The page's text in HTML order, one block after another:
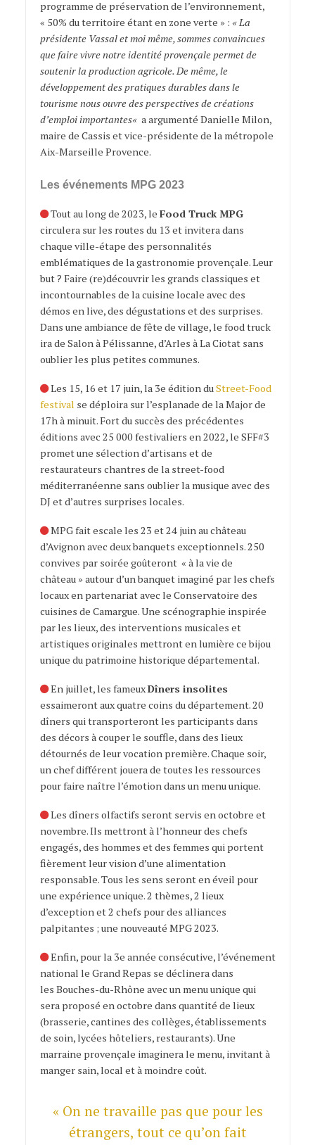
programme de préservation de l’environnement,
« 50% du territoire étant en zone verte » : « La
présidente Vassal et moi même, sommes convaincues
que faire vivre notre identité provençalepermet de
soutenir la production agricole. De même, le
développement des pratiques durables dans le
tourisme nous ouvre des perspectives de créations
d’emploi importantes« a argumenté Danielle Milon,
maire de Cassis et vice-présidente de la métropole
Aix-Marseille Provence.
Les événements MPG 2023
Tout au long de 2023, le Food Truck MPG
circulera sur les routes du 13 et invitera dans
chaque ville-étape des personnalités
emblématiques de la gastronomie provençale. Leur
but ? Faire (re)découvrir les grands classiques et
incontournables de la cuisine locale avec des
démos en live, des dégustations et des surprises.
Dans une ambiance de fête de village, le food truck
ira de Salon à Pélissanne, d’Arles à La Ciotat sans
oublier les plus petites communes.
Les 15, 16 et 17 juin, la 3e édition duStreet-Food
festival se déploira sur l’esplanade de la Major de
17h à minuit. Fort du succès des précédentes
éditions avec 25 000 festivaliers en 2022,le SFF#3
promet une sélection d’artisans et de
restaurateurs chantres de la street-food
méditerranéenne sans oublier la musique avec des
DJ et d’autres surprises locales.
MPG fait escale les 23 et 24 juin auchâteau
d’Avignonavec deux banquets exceptionnels.250
convives par soirée goûteront « à la vie de
château » autour d’unbanquet imaginé par les chefs
locaux en partenariat avec le Conservatoire des
cuisines de Camargue. Une scénographie inspirée
par les lieux, des interventions musicales et
artistiques originales mettront en lumière ce bijou
unique du patrimoine historique départemental.
En juillet, les fameuxDîners insolites
essaimeront aux quatre coins du département. 20
dîners qui transporteront les participants dans
des décors à couper le souffle, dans des lieux
détournés de leur vocation première. Chaque soir,
un chefdifférent jouera de toutes les ressources
pour faire naître l’émotion dans un menu unique.
Les dîners olfactifs seront servis en octobre et
novembre. Ils mettront à l’honneur des chefs
engagés, des hommes etdes femmes qui portent
fièrement leur vision d’une alimentation
responsable. Tous les sens seront en éveil pour
une expérience unique. 2 thèmes, 2 lieux
d’exception et 2 chefs pour des alliances
palpitantes ; une nouveauté MPG 2023.
Enfin, pour la 3e année consécutive, l’événement
national le Grand Repas se déclinera dans
les Bouches-du-Rhône avec un menu unique qui
sera proposé en octobre dans quantité de lieux
(brasserie, cantines des collèges, établissements
de soin, lycées hôteliers, restaurants).Une
marraine provençale imaginera le menu, invitant à
manger sain, local et à moindre coût.
« On ne travaille pas que pour les
étrangers, tout ce qu’on fait